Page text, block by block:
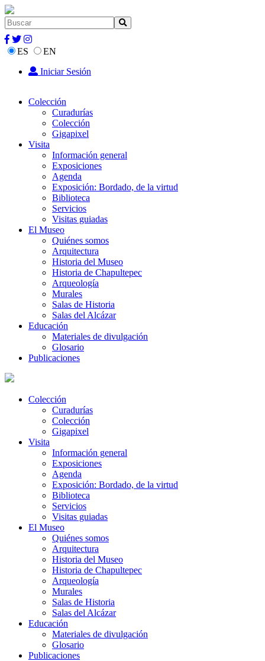
ES
EN
Iniciar Sesión
Colección
Curadurías
Colección
Gigapixel
Visita
Información general
Exposiciones
Agenda
Exposición: Bordado, de la virtud
Biblioteca
Servicios
Visitas guiadas
El Museo
Quiénes somos
Arquitectura
Historia del Museo
Historia de Chapultepec
Arqueología
Murales
Salas de Historia
Salas del Alcázar
Educación
Materiales de divulgación
Glosario
Publicaciones
Colección
Curadurías
Colección
Gigapixel
Visita
Información general
Exposiciones
Agenda
Exposición: Bordado, de la virtud
Biblioteca
Servicios
Visitas guiadas
El Museo
Quiénes somos
Arquitectura
Historia del Museo
Historia de Chapultepec
Arqueología
Murales
Salas de Historia
Salas del Alcázar
Educación
Materiales de divulgación
Glosario
Publicaciones